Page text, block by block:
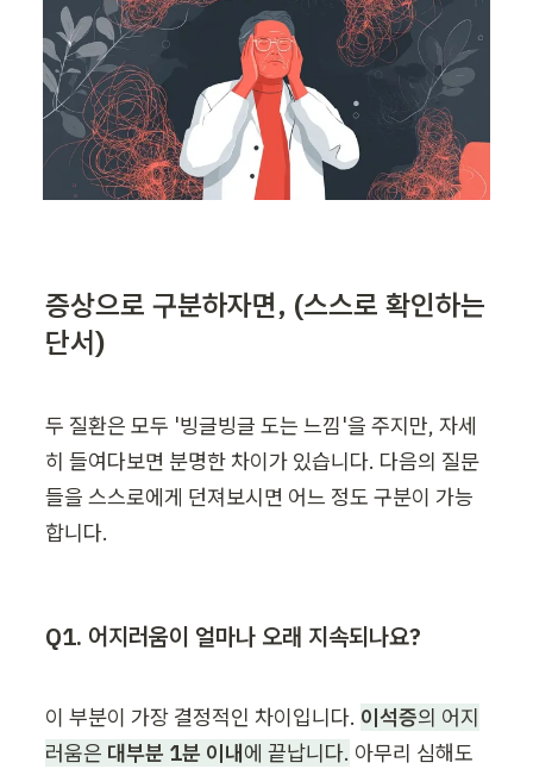
증상으로 구분하자면, (스스로 확인하는
단서)
두 질환은 모두 '빙글빙글 도는 느낌'을 주지만, 자세
히 들여다보면 분명한 차이가 있습니다. 다음의 질문
들을 스스로에게 던져보시면 어느 정도 구분이 가능
합니다.
Q1. 어지러움이 얼마나 오래 지속되나요?
이 부분이 가장 결정적인 차이입니다. 이석증의 어지
러움은 대부분 1분 이내에 끝납니다. 아무리 심해도